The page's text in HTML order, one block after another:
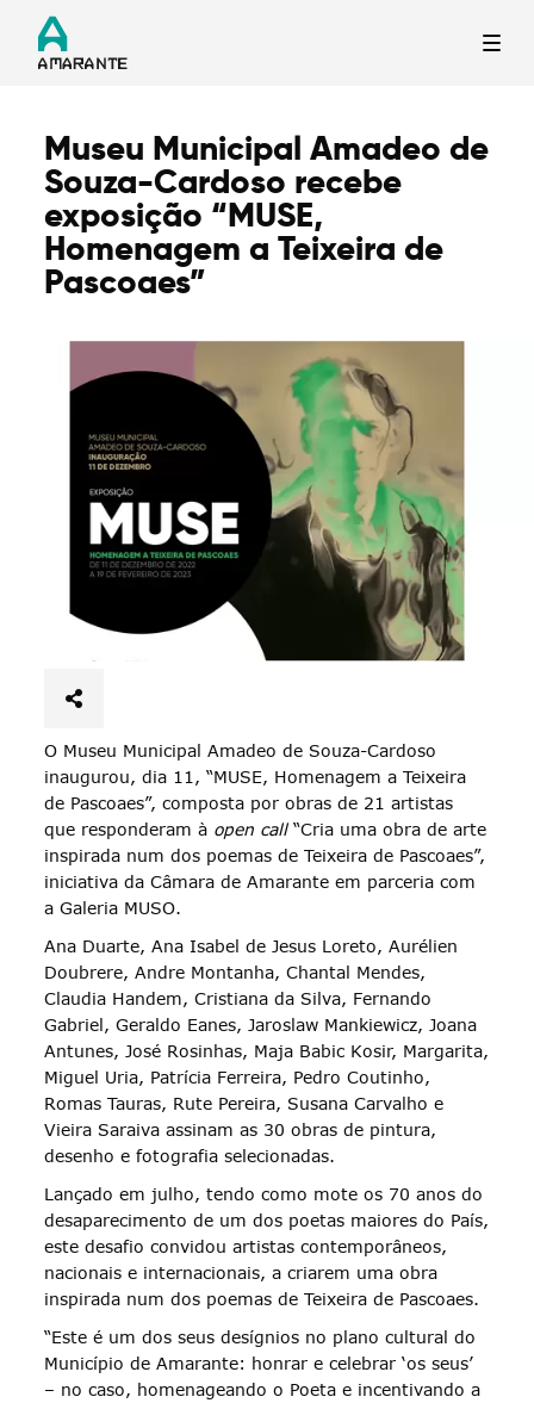
Termo de Pesquisa
Filtros
Museu Municipal Amadeo de
Souza-Cardoso recebe
exposição “MUSE,
Homenagem a Teixeira de
Pascoaes”
O Museu Municipal Amadeo de Souza-Cardoso
inaugurou, dia 11, “MUSE, Homenagem a Teixeira
de Pascoaes”, composta por obras de 21 artistas
que responderam à open call“Cria uma obra de arte
inspirada num dos poemas de Teixeira de Pascoaes”,
iniciativa da Câmara de Amarante em parceria com
a Galeria MUSO.
Ana Duarte, Ana Isabel de Jesus Loreto, Aurélien
Doubrere, Andre Montanha, Chantal Mendes,
Claudia Handem, Cristiana da Silva, Fernando
Gabriel, Geraldo Eanes, Jaroslaw Mankiewicz, Joana
Antunes, José Rosinhas, Maja Babic Kosir, Margarita,
Miguel Uria, Patrícia Ferreira, Pedro Coutinho,
Romas Tauras, Rute Pereira, Susana Carvalho e
Vieira Saraiva assinam as 30 obras de pintura,
desenho e fotografia selecionadas.
Lançado em julho, tendo como mote os 70 anos do
desaparecimento de um dos poetas maiores do País,
este desafio convidou artistas contemporâneos,
nacionais e internacionais, a criarem uma obra
inspirada num dos poemas de Teixeira de Pascoaes.
“Este é um dos seus desígnios no plano cultural do
Município de Amarante: honrar e celebrar ‘os seus’
– no caso, homenageando o Poeta e incentivando a